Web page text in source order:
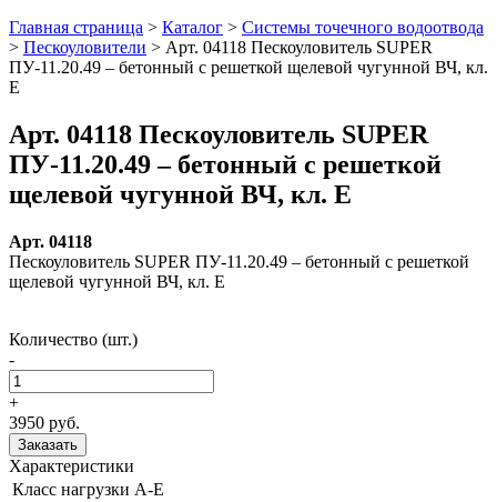
Главная страница > Каталог > Системы точечного водоотвода
> Пескоуловители > Арт. 04118 Пескоуловитель SUPER
ПУ-11.20.49 – бетонный с решеткой щелевой чугунной ВЧ, кл.
Е
Арт. 04118 Пескоуловитель SUPER
ПУ-11.20.49 – бетонный с решеткой
щелевой чугунной ВЧ, кл. Е
Арт. 04118
Пескоуловитель SUPER ПУ-11.20.49 – бетонный с решеткой
щелевой чугунной ВЧ, кл. Е
Количество (шт.)
-
+
3950 руб.
Заказать
Характеристики
Класс нагрузки А-Е